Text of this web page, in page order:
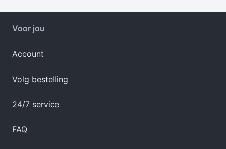
Voor jou
Account
Volg bestelling
24/7 service
FAQ